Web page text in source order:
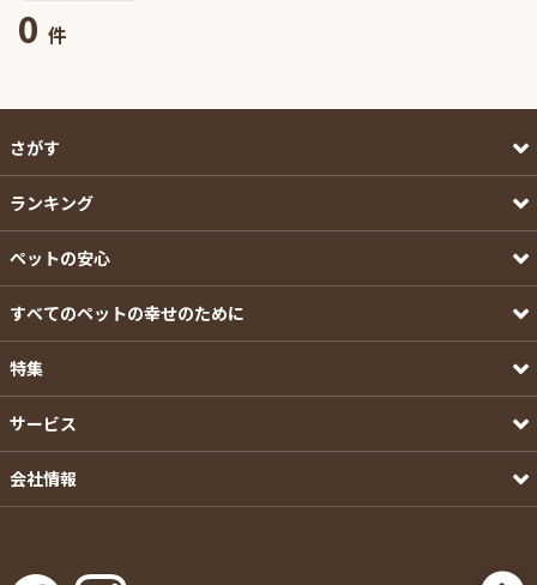
0 件
さがす
ランキング
ペットの安心
すべてのペットの幸せのために
特集
サービス
会社情報